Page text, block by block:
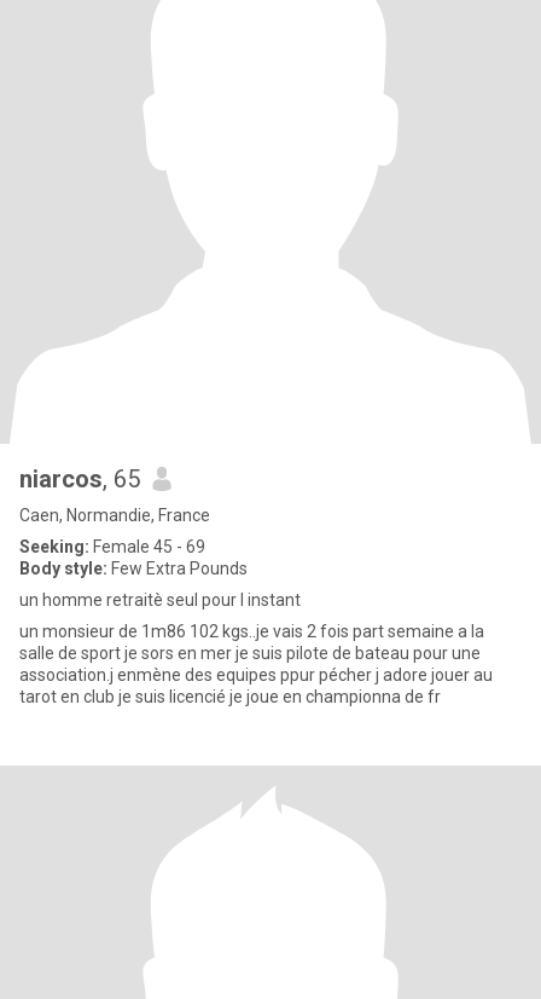
niarcos, 65
Caen, Normandie, France
Seeking: Female 45 - 69
Body style: Few Extra Pounds
un homme retraitè seul pour l instant
un monsieur de 1m86 102 kgs..je vais 2 fois part semaine a la
salle de sport je sors en mer je suis pilote de bateau pour une
association.j enmène des equipes ppur pécher j adore jouer au
tarot en club je suis licencié je joue en championna de fr